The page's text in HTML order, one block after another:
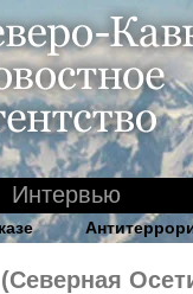
Интервью